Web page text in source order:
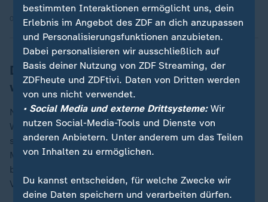
06.11.2025 | 1:49 min
Die Sozialklausel: Wann Mieter
widersprechen können
Nach einer Eigenbedarfskündigung kann der Mieter
Widerspruch einlegen und sich dabei auf die
sogenannte Sozialklausel berufen. Sie erlaubt es dem
Mieter, sich auf besondere persönliche Härten zu
berufen und so das grundsätzliche Recht des
Vermieters auf Eigenbedarf einzuschränken.
bestimmten Interaktionen ermöglicht uns, dein
Erlebnis im Angebot des ZDF an dich anzupassen
und Personalisierungsfunktionen anzubieten.
Dabei personalisieren wir ausschließlich auf
Basis deiner Nutzung von ZDF Streaming, der
ZDFheute und ZDFtivi. Daten von Dritten werden
von uns nicht verwendet.
• Social Media und externe Drittsysteme:Wir
nutzen Social-Media-Tools und Dienste von
anderen Anbietern. Unter anderem um das Teilen
von Inhalten zu ermöglichen.
Du kannst entscheiden, für welche Zwecke wir
deine Daten speichern und verarbeiten dürfen.